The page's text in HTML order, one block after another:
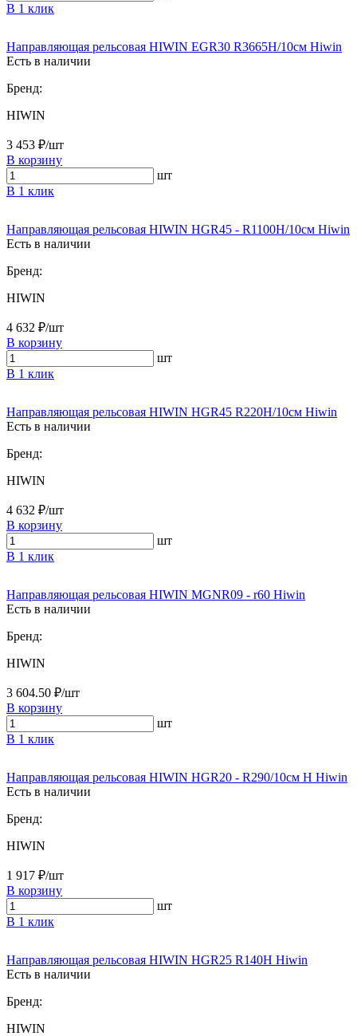
В 1 клик
Направляющая рельсовая HIWIN EGR30 R3665H/10см Hiwin
Есть в наличии
Бренд:
HIWIN
3 453 ₽/шт
В корзину
шт
В 1 клик
Направляющая рельсовая HIWIN HGR45 - R1100H/10см Hiwin
Есть в наличии
Бренд:
HIWIN
4 632 ₽/шт
В корзину
шт
В 1 клик
Направляющая рельсовая HIWIN HGR45 R220H/10см Hiwin
Есть в наличии
Бренд:
HIWIN
4 632 ₽/шт
В корзину
шт
В 1 клик
Направляющая рельсовая HIWIN MGNR09 - r60 Hiwin
Есть в наличии
Бренд:
HIWIN
3 604.50 ₽/шт
В корзину
шт
В 1 клик
Направляющая рельсовая HIWIN HGR20 - R290/10см H Hiwin
Есть в наличии
Бренд:
HIWIN
1 917 ₽/шт
В корзину
шт
В 1 клик
Направляющая рельсовая HIWIN HGR25 R140H Hiwin
Есть в наличии
Бренд:
HIWIN